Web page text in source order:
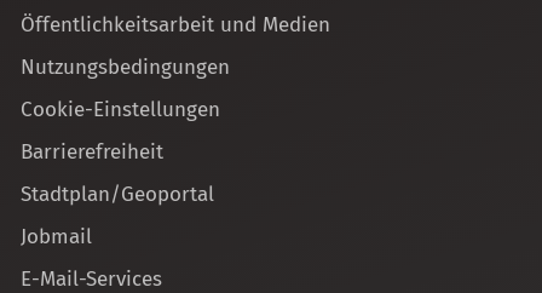
Öffentlichkeitsarbeit und Medien
Nutzungsbedingungen
Cookie-Einstellungen
Barrierefreiheit
Stadtplan/Geoportal
Jobmail
E-Mail-Services